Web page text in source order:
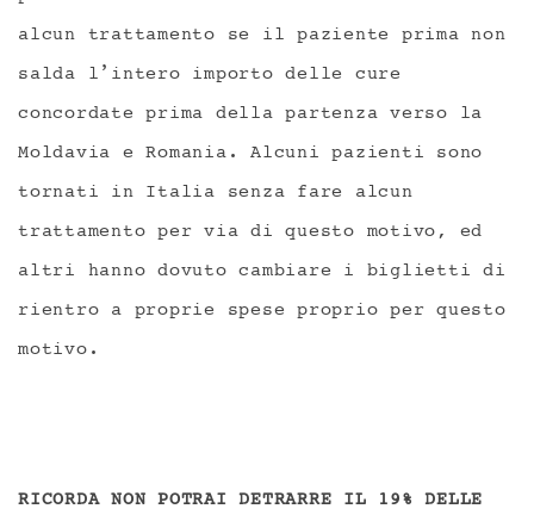
alcun trattamento se il paziente prima non
salda l’intero importo delle cure
concordate prima della partenza verso la
Moldavia e Romania. Alcuni pazienti sono
tornati in Italia senza fare alcun
trattamento per via di questo motivo, ed
altri hanno dovuto cambiare i biglietti di
rientro a proprie spese proprio per questo
motivo.
RICORDA NON POTRAI DETRARRE IL 19% DELLE